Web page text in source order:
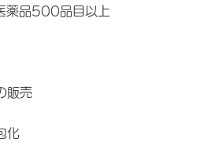
薬品500品目以上
販売
化